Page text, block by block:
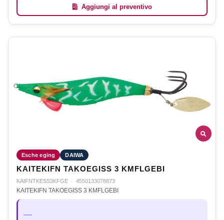
Aggiungi al preventivo
Esche eging DAIWA
KAITEKIFN TAKOEGISS 3 KMFLGEBI
KAIFNTKESS3KFGE · 4550133078873
KAITEKIFN TAKOEGISS 3 KMFLGEBI
—